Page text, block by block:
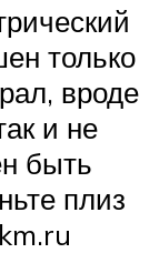
только
вроде
и не
быть
плиз